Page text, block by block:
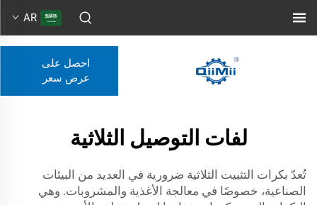
AR
احصل على
عرض سعر
لفات التوصيل الثلاثية
تُعدّ بكرات التثبيت الثلاثية ضرورية في العديد من البيئات
الصناعية، خصوصًا في معالجة الأغذية والمشروبات. وهي